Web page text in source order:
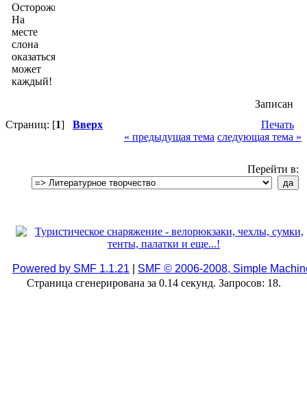
Осторожно!
На
месте
слона
оказаться
может
каждый!
Записан
Страниц: [1] Вверх
Печать
« предыдущая тема следующая тема »
Перейти в:
Powered by SMF 1.1.21
SMF © 2006-2008, Simple
Страница сгенерирована за 0.14 секунд. Запросов: 18.